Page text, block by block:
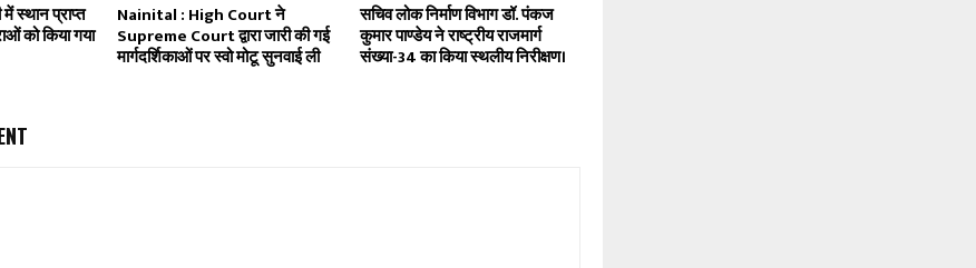
स्थान प्राप्त
को किया गया
Nainital : High Court ने
Supreme Court द्वारा जारी की गई
मार्गदर्शिकाओं पर स्वो मोटू सुनवाई ली
सचिव लोक निर्माण विभाग डॉ. पंकज
कुमार पाण्डेय ने राष्ट्रीय राजमार्ग
संख्या-34 का किया स्थलीय निरीक्षण।